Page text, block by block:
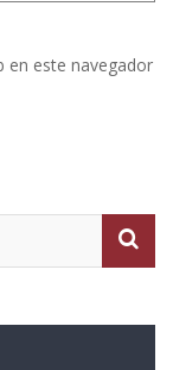
en este navegador